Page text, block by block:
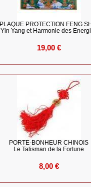
PLAQUE PROTECTION FENG
Yin Yang et Harmonie des
19,00 €
PORTE-BONHEUR CHINOIS
Le Talisman de la Fortune
8,00 €